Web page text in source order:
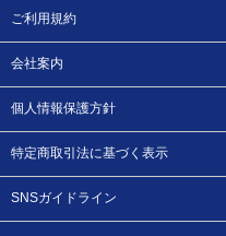
ご利用規約
会社案内
個人情報保護方針
特定商取引法に基づく表示
SNSガイドライン